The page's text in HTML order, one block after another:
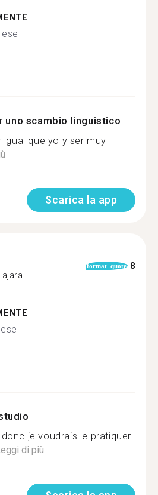
uno scambio linguistico
igual que yo y ser muy
Scarica la app
format_quote 8
je voudrais le pratiquer
di più